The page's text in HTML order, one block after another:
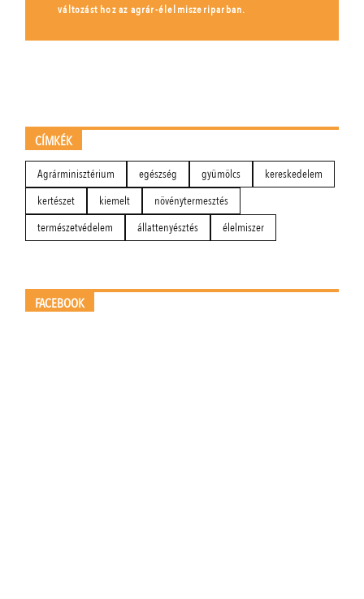
változást hoz az agrár-élelmiszeriparban.
CÍMKÉK
Agrárminisztérium egészség gyümölcs
kereskedelem
kertészet
kiemelt
növénytermesztés
természetvédelem
állattenyésztés élelmiszer
FACEBOOK